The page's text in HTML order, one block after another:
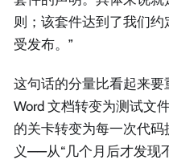
则；该套件达到了我们
受发布。”
这句话的分量比看起来
Word 文档转变为测试文
的关卡转变为每一次代
义——从“几个月后才发现